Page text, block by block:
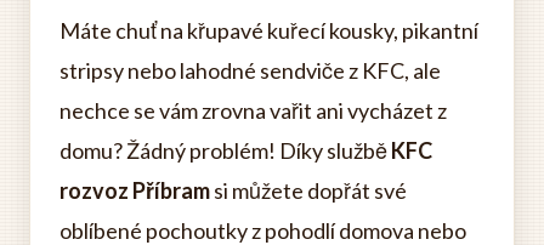
Máte chuť na křupavé kuřecí kousky, pikantní
stripsy nebo lahodné sendviče z KFC, ale
nechce se vám zrovna vařit ani vycházet z
domu? Žádný problém! Díky služběKFC
rozvoz Příbramsi můžete dopřát své
oblíbené pochoutky z pohodlí domova nebo